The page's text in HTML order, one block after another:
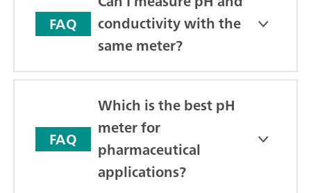
FAQ
conductivity with the
same meter?
FAQ
Which is the best pH
meter for
pharmaceutical
applications?